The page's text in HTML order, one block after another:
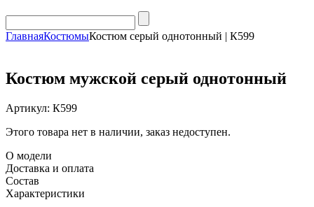
ГлавнаяКостюмыКостюм серый однотонный | К599
Костюм мужской серый однотонный
Артикул: К599
Этого товара нет в наличии, заказ недоступен.
О модели
Доставка и оплата
Состав
Характеристики